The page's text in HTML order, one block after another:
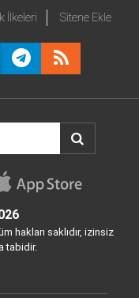
İlkeleri Sitene Ekle
hakları saklıdır, izinsiz
tabidir.